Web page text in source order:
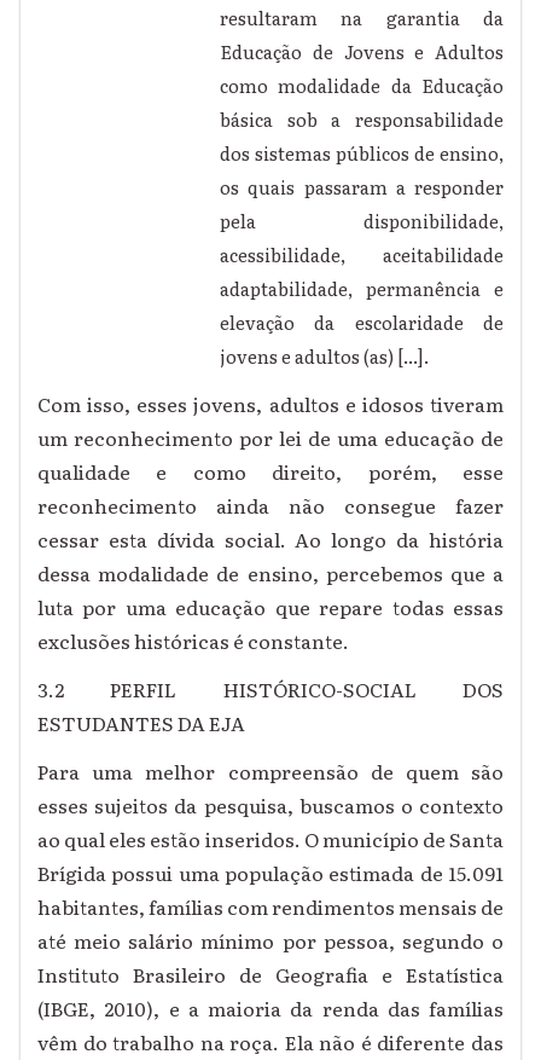
resultaram na garantia da
Educação de Jovens e Adultos
como modalidade da Educação
básica sob a responsabilidade
dos sistemas públicos de ensino,
os quais passaram a responder
pela disponibilidade,
acessibilidade, aceitabilidade
adaptabilidade, permanência e
elevação da escolaridade de
jovens e adultos (as) [...].
Com isso, esses jovens, adultos e idosos tiveram
um reconhecimento por lei de uma educação de
qualidade e como direito, porém, esse
reconhecimento ainda não consegue fazer
cessar esta dívida social. Ao longo da história
dessa modalidade de ensino, percebemos que a
luta por uma educação que repare todas essas
exclusões históricas é constante.
3.2 PERFIL HISTÓRICO-SOCIAL DOS
ESTUDANTES DA EJA
Para uma melhor compreensão de quem são
esses sujeitos da pesquisa, buscamos o contexto
ao qual eles estão inseridos. O município de Santa
Brígida possui uma população estimada de 15.091
habitantes, famílias com rendimentos mensais de
até meio salário mínimo por pessoa, segundo o
Instituto Brasileiro de Geografia e Estatística
(IBGE, 2010), e a maioria da renda das famílias
vêm do trabalho na roça. Ela não é diferente das